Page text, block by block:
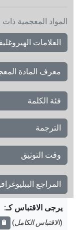
المواد المعجمية ذات
العلامات
معرف المادة
فئة الكلمة
الترجمة
وقت التوثيق
المراجع
يرجى الاقتباس كـ:
(الاقتباس الكامل)